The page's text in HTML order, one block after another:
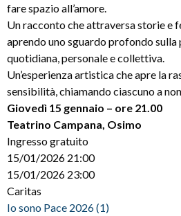
fare spazio all’amore.
Un racconto che attraversa storie e
aprendo uno sguardo profondo sulla
quotidiana, personale e collettiva.
Un’esperienza artistica che apre la
sensibilità, chiamando ciascuno a
Giovedì 15 gennaio – ore 21.00
Teatrino Campana, Osimo
Ingresso gratuito
15/01/2026 21:00
15/01/2026 23:00
Caritas
Io sono Pace 2026 (1)